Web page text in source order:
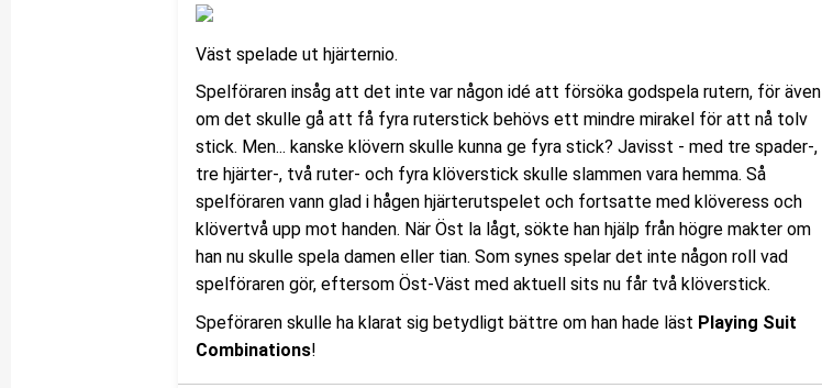
Väst spelade ut hjärternio.
Spelföraren insåg att det inte var någon idé att försöka godspela rutern, för även
om det skulle gå att få fyra ruterstick behövs ett mindre mirakel för att nå tolv
stick. Men... kanske klövern skulle kunna ge fyra stick? Javisst - med tre spader-,
tre hjärter-, två ruter- och fyra klöverstick skulle slammen vara hemma. Så
spelföraren vann glad i hågen hjärterutspelet och fortsatte med klöveress och
klövertvå upp mot handen. När Öst la lågt, sökte han hjälp från högre makter om
han nu skulle spela damen eller tian. Som synes spelar det inte någon roll vad
spelföraren gör, eftersom Öst-Väst med aktuell sits nu får två klöverstick.
Speföraren skulle ha klarat sig betydligt bättre om han hade läst Playing Suit
Combinations!